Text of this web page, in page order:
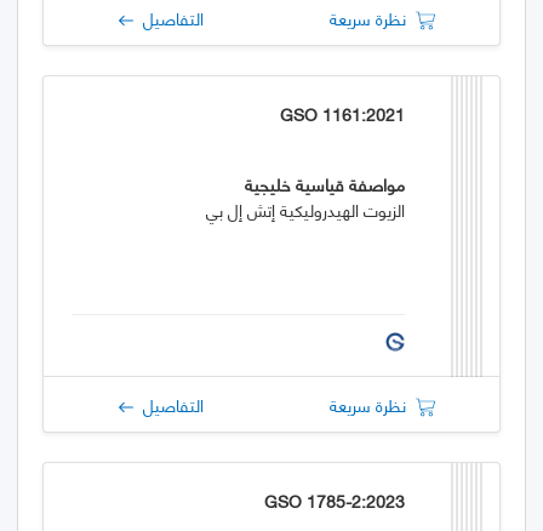
نظرة سريعة التفاصيل
GSO 1161:2021
مواصفة قياسية خليجية
الزيوت الهيدروليكية إتش إل بي
نظرة سريعة التفاصيل
GSO 1785-2:2023